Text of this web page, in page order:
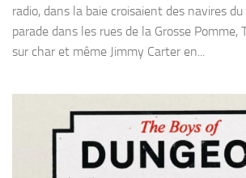
radio, dans la baie croisaient des navires
parade dans les rues de la Grosse Pomme,
sur char et même Jimmy Carter en...